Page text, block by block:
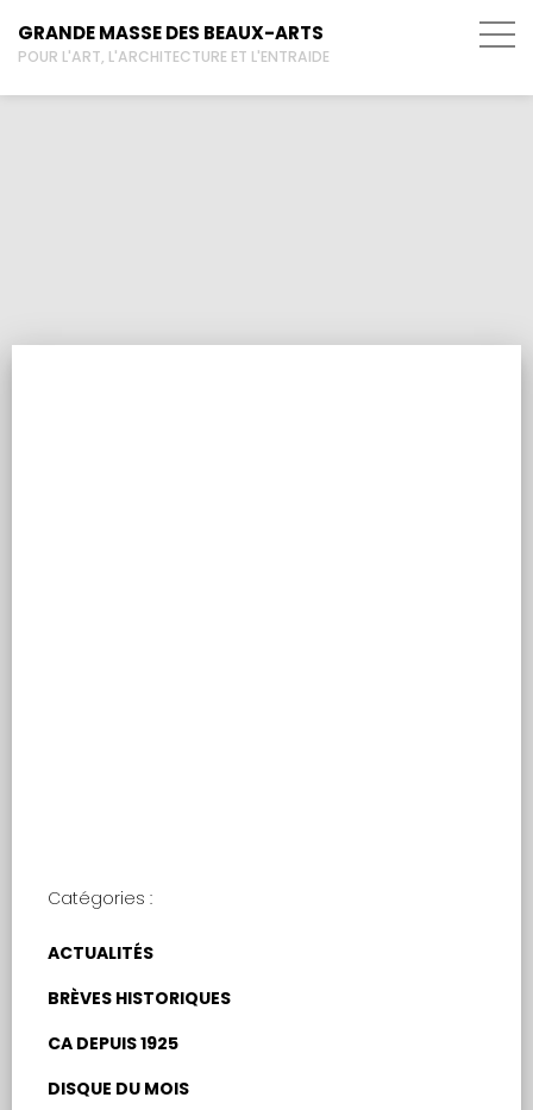
GRANDE MASSE DES BEAUX-ARTS
POUR L'ART, L'ARCHITECTURE ET L'ENTRAIDE
Rechercher :
Catégories :
ACTUALITÉS
BRÈVES HISTORIQUES
CA DEPUIS 1925
DISQUE DU MOIS